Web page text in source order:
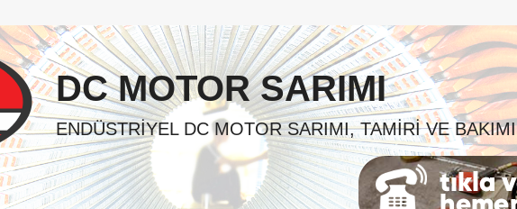
DC MOTOR SARIMI
ENDÜSTRIYEL DC MOTOR SARIMI, TAMIRI VE BAKIMI